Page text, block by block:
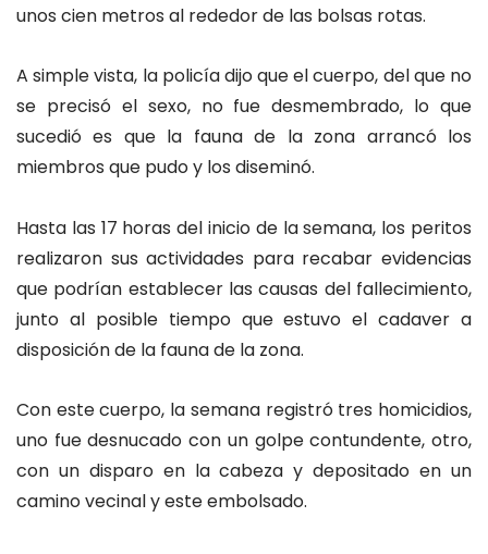
unos cien metros al rededor de las bolsas rotas.
A simple vista, la policía dijo que el cuerpo, del que no
se precisó el sexo, no fue desmembrado, lo que
sucedió es que la fauna de la zona arrancó los
miembros que pudo y los diseminó.
Hasta las 17 horas del inicio de la semana, los peritos
realizaron sus actividades para recabar evidencias
que podrían establecer las causas del fallecimiento,
junto al posible tiempo que estuvo el cadaver a
disposición de la fauna de la zona.
Con este cuerpo, la semana registró tres homicidios,
uno fue desnucado con un golpe contundente, otro,
con un disparo en la cabeza y depositado en un
camino vecinal y este embolsado.